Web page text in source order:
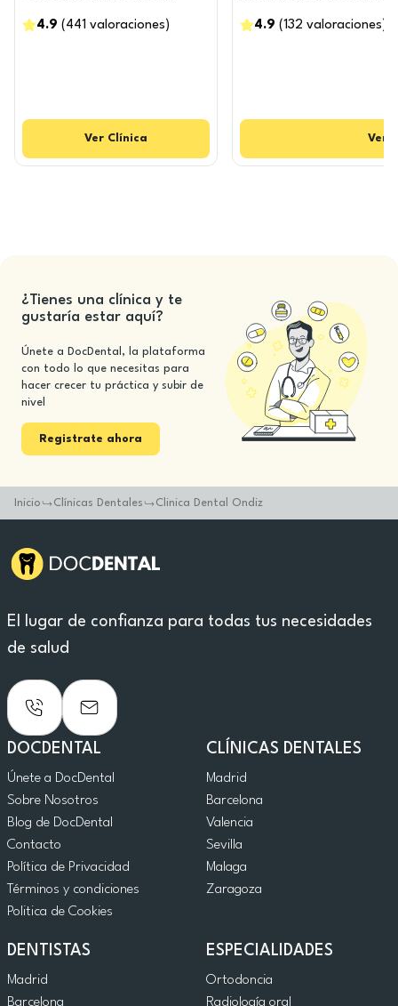
4.9 ( 441 valoraciones )
Ver Clínica
4.9 (132 valoraciones
Ver
¿Tienes una clínica y te
gustaría estar aquí?
Únete a DocDental, la plataforma
con todo lo que necesitas para
hacer crecer tu práctica y subir de
nivel
Registrate ahora
Inicio Clínicas Dentales Clinica Dental Ondiz
El lugar de confianza para todas tus necesidades
de salud
DOCDENTAL
Únete a DocDental
Sobre Nosotros
Blog de DocDental
Contacto
Política de Privacidad
Términos y condiciones
Politica de Cookies
CLÍNICAS DENTALES
Madrid
Barcelona
Valencia
Sevilla
Malaga
Zaragoza
DENTISTAS
Madrid
Barcelona
ESPECIALIDADES
Ortodoncia
Radiología oral